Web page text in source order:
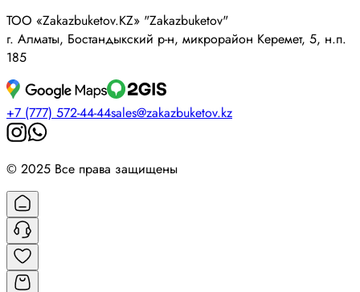
ТОО «Zakazbuketov.KZ» "Zakazbuketov"
г. Алматы, Бостандыкский р-н, микрорайон Керемет, 5, н.п.
185
+7 (777) 572-44-44sales@zakazbuketov.kz
© 2025 Все права защищены